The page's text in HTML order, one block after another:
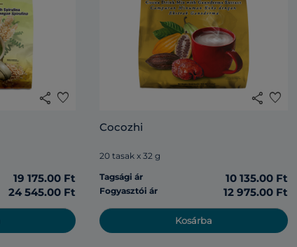
share favorite
19 175.00 Ft
24 545.00 Ft
share favorite
Cocozhi
20 tasak x 32 g
Tagsági ár
10 135.00 Ft
Fogyasztói ár 12 975.00 Ft
Kosárba